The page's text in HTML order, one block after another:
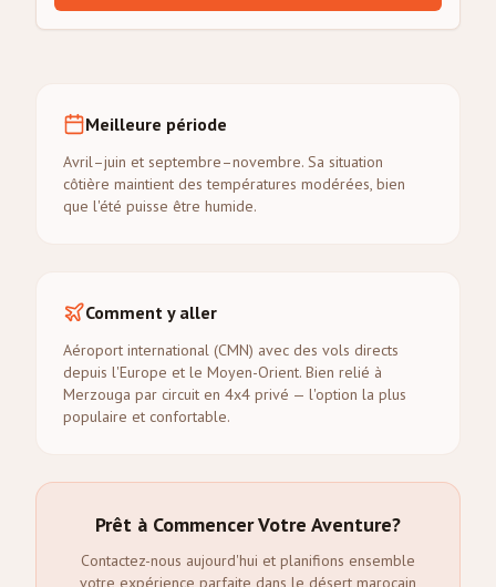
Meilleure période
Avril–juin et septembre–novembre. Sa situation
côtière maintient des températures modérées, bien
que l'été puisse être humide.
Comment y aller
Aéroport international (CMN) avec des vols directs
depuis l'Europe et le Moyen-Orient. Bien relié à
Merzouga par circuit en 4x4 privé — l'option la plus
populaire et confortable.
Prêt à Commencer Votre Aventure?
Contactez-nous aujourd'hui et planifions ensemble
votre expérience parfaite dans le désert marocain